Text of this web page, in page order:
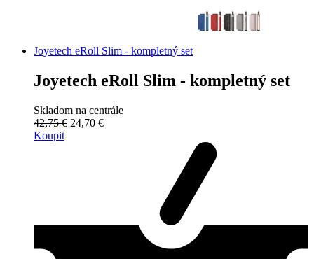
Joyetech eRoll Slim - kompletný set
Joyetech eRoll Slim - kompletný set
Skladom na centrále
42,75 € 24,70 €
Koupit